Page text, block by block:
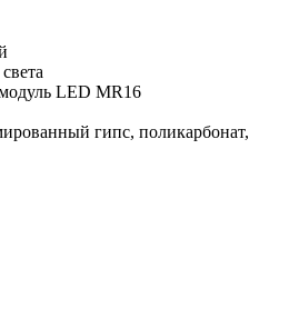
LED MR16
гипс, поликарбонат,